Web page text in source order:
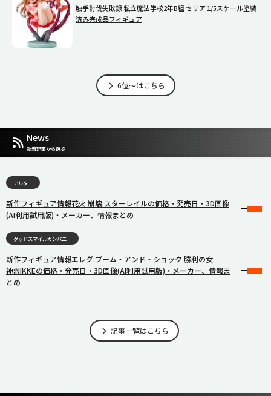
触手討伐失敗録 私立魔法学校2年B組 セリア 1/5スケール塗装
済み完成品フィギュア
6位～はこちら
News
新着記事から選ぶ
アルター
新作フィギュア情報花火 崩壊:スターレイルの価格・発売日・3D画像
(AI利用試用版)・メーカー、情報まとめ
グッドスマイルカンパニー
新作フィギュア情報エレグ:ブーム・アンド・ショック 勝利の女
神:NIKKEの価格・発売日・3D画像(AI利用試用版)・メーカー、情報ま
とめ
記事一覧はこちら